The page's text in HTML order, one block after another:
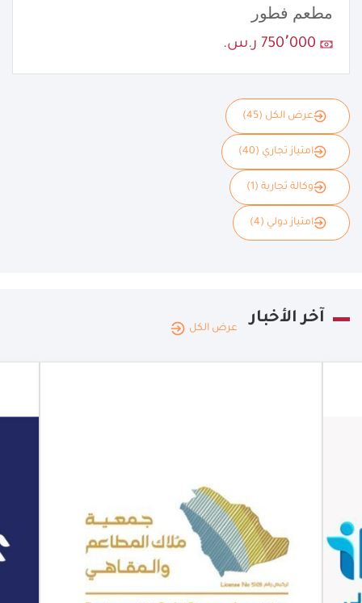
مطعم فطور
750٬000 ر.س.
عرض الكل (45)
امتياز تجاري (40)
وكالة تجارية (1)
امتياز دولي (4)
آخر الأخبار
عرض الكل
Expo Saudi
Arabia 2026
جمعية ملاك
المطاعم
والمقاهي شريكًا
استراتيجيًا في